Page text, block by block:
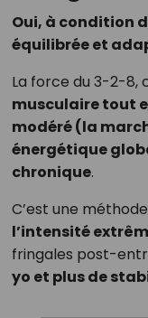
Oui, à condition
équilibrée et
La force du 3-2-8,
musculaire tout
modéré (la
énergétique
chronique.
C’est une
l’intensité
fringales post-
yo et plus de